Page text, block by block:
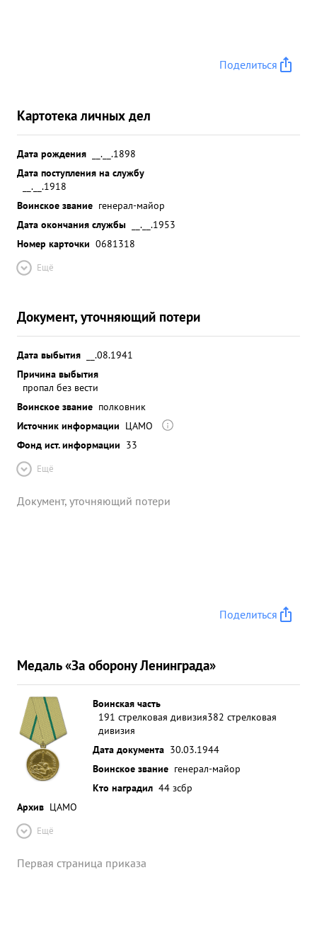
Поделиться
Картотека личных дел
Дата рождения
__.__.1898
Дата поступления на службу
__.__.1918
Воинское звание генерал-майор
Дата окончания службы
__.__.1953
Номер карточки 0681318
Ещё
Документ, уточняющий потери
Дата выбытия
__.08.1941
Причина выбытия
пропал без вести
Воинское звание полковник
Источник информации ЦАМО
Фонд ист. информации 33
Ещё
Документ, уточняющий потери
Поделиться
Медаль «За оборону Ленинграда»
Воинская часть
191 стрелковая дивизия382 стрелковая
дивизия
Дата документа 30.03.1944
Воинское звание генерал-майор
Кто наградил 44 зсбр
Архив ЦАМО
Ещё
Первая страница приказа